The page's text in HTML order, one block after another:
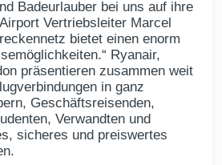
Badeurlauber bei uns auf ihre
Vertriebsleiter Marcel
bietet einen enorm
Ryanair,
präsentieren zusammen weit
in ganz
Geschäftsreisenden,
Verwandten und
sicheres und preiswertes